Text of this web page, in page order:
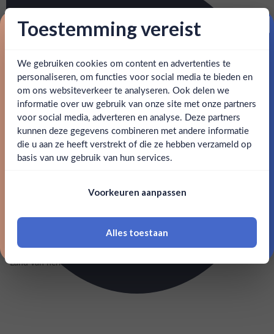
Ben jij 18 jaar of ouder?
Ja Nee
18 jaar of ouder zijn
Snelle levering
: voor 15:00, morgen in huis (uitzondering bij
artikel vermeld)
Behulpzameen goed bereikbare klantenservice.
Over Roederer Brut Rose 2015
Deze Roederer Brut Rose 2015 is een prachtige expressie
van Roederer's vakmanschap. Met zijn elegante roze kleur
frisse smaakbeleving. De blend van Chardonnay en Pinot
Noir druiven zorgt voor een perfecte balans tussen
fruitigheid en levendige zuren. Geniet van de subtiele
aroma's van rood fruit en de lange, verfijnde afdronk.
SPECIFICATIES
0,75L
Land van herkomst Frankrijk
Toestemming vereist
We gebruiken cookies om content en advertenties te
personaliseren, om functies voor social media te bieden en
om ons websiteverkeer te analyseren. Ook delen we
informatie over uw gebruik van onze site met onze partners
voor social media, adverteren en analyse. Deze partners
kunnen deze gegevens combineren met andere informatie
die u aan ze heeft verstrekt of die ze hebben verzameld op
basis van uw gebruik van hun services.
Voorkeuren aanpassen
Alles toestaan
Proost op je eerste korting!
Schrijf je in en ontvang direct 5% korting op je eerste
bestelling.
Email
Claim mijn korting